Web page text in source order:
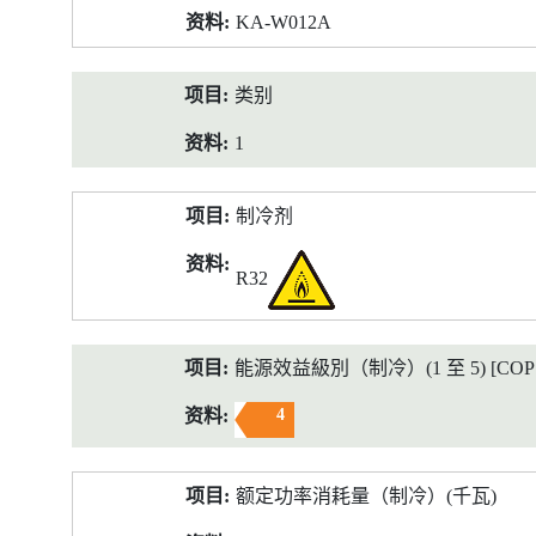
KA-W012A
类别
1
制冷剂
R32
能源效益級別（制冷）(1 至 5) [COP
4
额定功率消耗量（制冷）(千瓦)